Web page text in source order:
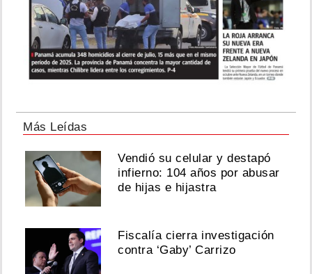
Más Leídas
Vendió su celular y destapó
infierno: 104 años por abusar
de hijas e hijastra
Fiscalía cierra investigación
contra ‘Gaby’ Carrizo